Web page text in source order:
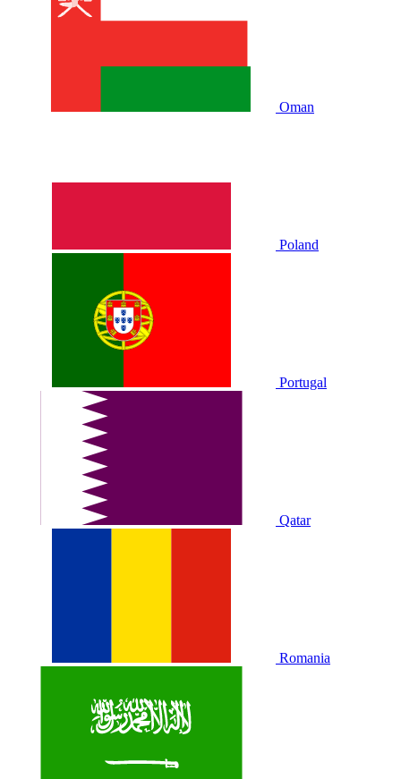
Oman
Poland
Portugal
Qatar
Romania